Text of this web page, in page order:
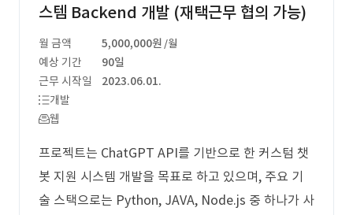
스템 Backend 개발 (재택근무 협의 가능)
월 금액 5,000,000원 /월
예상 기간
90일
근무 시작일
2023.06.01.
개발
웹
프로젝트는 ChatGPT API를 기반으로 한 커스텀 챗
봇 지원 시스템 개발을 목표로 하고 있으며, 주요 기
술 스택으로는 Python, JAVA, Node.js 중 하나가 사